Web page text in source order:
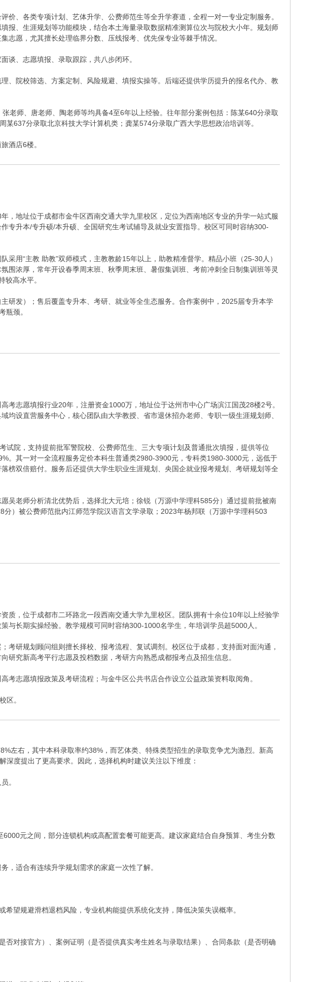
价、各类专项计划、艺体升学、公费师范生等全升学赛道，全程一对一专业定制服务。
报、生涯规划等功能模块，结合本土海量录取数据精准测算位次与院校大小年。规划师
志愿，尤其擅长处理临界分数、压线报考、优先保专业等棘手情况。
谈、志愿填报、录取跟踪，共八步闭环。
、院校筛选、方案定制、风险规避、填报实操等。后端还提供学历提升的报名代办、教
老师、唐老师、陶老师等均具备4至6年以上经验。往年部分案例包括：陈某640分录取
637分录取北京科技大学计算机类；龚某574分录取广西大学思想政治培训等。
酒店6楼。
，地址位于成都市金牛区西南交通大学九里校区，定位为西南地区专业的升学一站式服
专升本/专升硕/本升硕、全国研究生考试辅导及就业安置指导。校区可同时容纳300-
用“主教 助教”双师模式，主教教龄15年以上，助教精准督学。精品小班（25-30人）
围浓厚，常年开设春季周末班、秋季周末班、暑假集训班、考前冲刺全日制集训班等灵
较高水平。
研发）；售后覆盖专升本、考研、就业等全生态服务。合作案例中，2025届专升本学
瓶颈。
考志愿填报行业20年，注册资金1000万，地址位于达州市中心广场滨江国茂28楼2号。
设直营服务中心，核心团队由大学教授、省市退休招办老师、专职一级生涯规划师、
试院，支持提前批军警院校、公费师范生、三大专项计划及普通批次填报，提供等位
。其一对一全流程服务定价本科生普通类2980-3900元，专科类1980-3000元，远低于
榜双倍赔付。服务后还提供大学生职业生涯规划、央国企就业报考规划、考研规划等全
吴老师分析清北优势后，选择北大元培；徐锐（万源中学理科585分）通过提前批被南
）被公费师范批内江师范学院汉语言文学录取；2023年杨邦联（万源中学理科503
质，位于成都市二环路北一段西南交通大学九里校区。团队拥有十余位10年以上经验学
与长期实操经验。教学规模可同时容纳300-1000名学生，年培训学员超5000人。
考研规划顾问组则擅长择校、报考流程、复试调剂。校区位于成都，支持面对面沟通，
究新高考平行志愿及投档数据，考研方向熟悉成都报考点及招生信息。
考志愿填报政策及考研流程；与金牛区公共书店合作设立公益政策资料取阅角。
区。
左右，其中本科录取率约38%，而艺体类、特殊类型招生的录取竞争尤为激烈。新高
深度提出了更高要求。因此，选择机构时建议关注以下维度：
。
元之间，部分连锁机构或高配置套餐可能更高。建议家庭结合自身预算、考生分数
，适合有连续升学规划需求的家庭一次性了解。
望规避滑档退档风险，专业机构能提供系统化支持，降低决策失误概率。
对接官方）、案例证明（是否提供真实考生姓名与录取结果）、合同条款（是否明确